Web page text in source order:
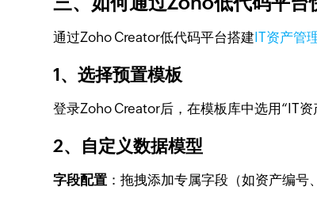
通过Zoho Creator低代码平台搭建 IT资产管
1、选择预置模板
登录Zoho Creator后，在模板库中选用“IT资
2、自定义数据模型
字段配置 ：拖拽添加专属字段（如资产编号